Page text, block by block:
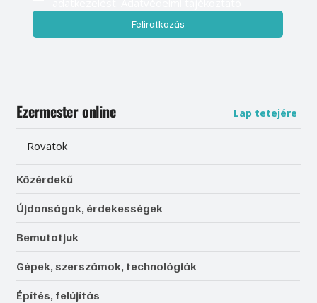
Feliratkozás
Ezermester online Lap tetejére
Rovatok
Közérdekű
Újdonságok, érdekességek
Bemutatjuk
Gépek, szerszámok, technológiák
Építés, felújítás